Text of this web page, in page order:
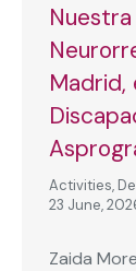
Madrid,
Activities,
23 June,
Zaida